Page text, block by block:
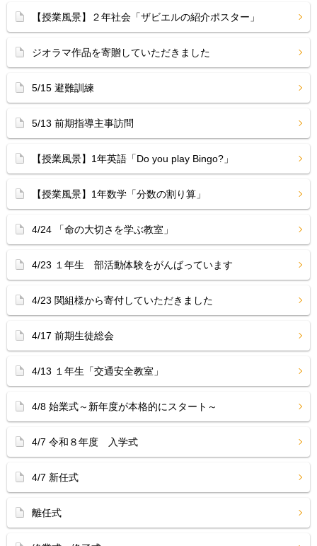
【授業風景】２年社会「ザビエルの紹介ポスター」
ジオラマ作品を寄贈していただきました
5/15 避難訓練
5/13 前期指導主事訪問
【授業風景】1年英語「Do you play Bingo?」
【授業風景】1年数学「分数の割り算」
4/24 「命の大切さを学ぶ教室」
4/23 １年生 部活動体験をがんばっています
4/23 関組様から寄付していただきました
4/17 前期生徒総会
4/13 １年生「交通安全教室」
4/8 始業式～新年度が本格的にスタート～
4/7 令和８年度 入学式
4/7 新任式
離任式